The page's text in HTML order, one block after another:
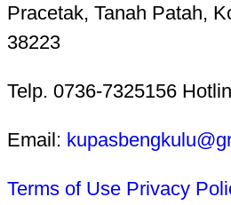
Pracetak, Tanah Patah,
38223
Telp. 0736-7325156
Email:
Terms of Use Privacy